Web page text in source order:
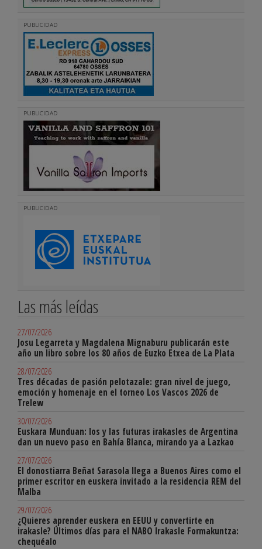
PUBLICIDAD
PUBLICIDAD
PUBLICIDAD
Las más leídas
27/07/2026
Josu Legarreta y Magdalena Mignaburu publicarán este
año un libro sobre los 80 años de Euzko Etxea de La Plata
28/07/2026
Tres décadas de pasión pelotazale: gran nivel de juego,
emoción y homenaje en el torneo Los Vascos 2026 de
Trelew
30/07/2026
Euskara Munduan: los y las futuras irakasles de Argentina
dan un nuevo paso en Bahía Blanca, mirando ya a Lazkao
27/07/2026
El donostiarra Beñat Sarasola llega a Buenos Aires como el
primer escritor en euskera invitado a la residencia REM del
Malba
29/07/2026
¿Quieres aprender euskera en EEUU y convertirte en
irakasle? Últimos días para el NABO Irakasle Formakuntza:
chequéalo